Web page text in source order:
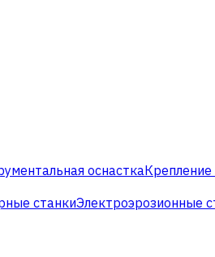
оснасткаКрепление
станкиЭлектроэрозионные